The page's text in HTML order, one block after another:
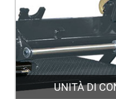
UNITÀ DI